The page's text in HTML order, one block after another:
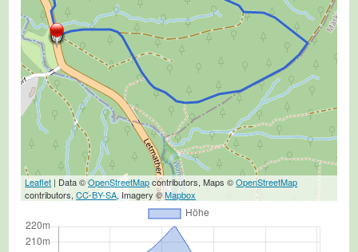
Leaflet | Data ©OpenStreetMapcontributors, Maps ©OpenStreetMap
contributors,CC-BY-SA, Imagery ©Mapbox